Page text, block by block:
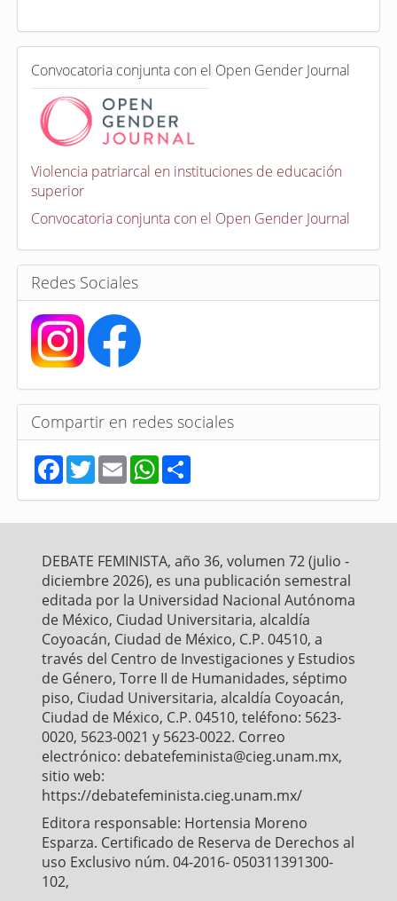
a
e
n
C
o
o
a
t
o
r
a
s
Convocatoria conjunta con el Open Gender Journal
Violencia patriarcal en instituciones de educación
superior
Convocatoria conjunta con el Open Gender Journal
Redes Sociales
Compartir en redes sociales
F
a
c
e
b
k
T
w
t
t
E
m
a
i
l
W
h
a
t
s
p
S
h
r
e
DEBATE FEMINISTA, año 36, volumen 72 (julio -
diciembre 2026), es una publicación semestral
editada por la Universidad Nacional Autónoma
de México, Ciudad Universitaria, alcaldía
Coyoacán, Ciudad de México, C.P. 04510, a
través del Centro de Investigaciones y Estudios
de Género, Torre II de Humanidades, séptimo
piso, Ciudad Universitaria, alcaldía Coyoacán,
Ciudad de México, C.P. 04510, teléfono: 5623-
0020, 5623-0021 y 5623-0022. Correo
electrónico: debatefeminista@cieg.unam.mx,
sitio web:
https://debatefeminista.cieg.unam.mx/
Editora responsable: Hortensia Moreno
Esparza. Certificado de Reserva de Derechos al
uso Exclusivo núm. 04-2016- 050311391300-
102,